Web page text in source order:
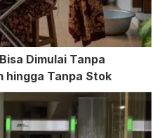
Dimulai Tanpa
hingga Tanpa Stok